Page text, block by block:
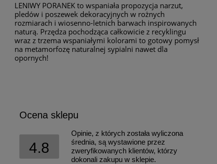
LENIWY PORANEK to wspaniała propozycja narzut,
pledów i poszewek dekoracyjnych w rożnych
rozmiarach i wiosenno-letnich barwach inspirowanych
naturą. Przędza pochodząca całkowicie z recyklingu
wraz z trzema wspaniałymi kolorami to gotowy pomysł
na metamorfozę naturalnej sypialni nawet dla
opornych!
Ocena sklepu
4.8
Opinie, z których została wyliczona
średnia, są wystawione przez
zweryfikowanych klientów, którzy
dokonali zakupu w sklepie.